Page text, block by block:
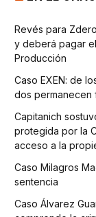
Revés para
y deberá pagar
Producción
Caso EXEN: de
dos permanecen
Capitanich
protegida por la
acceso a la
Caso Milagros
sentencia
Caso Álvarez